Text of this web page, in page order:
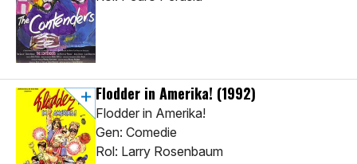
Flodder in Amerika! (1992)
Flodder in Amerika!
Gen: Comedie
Rol: Larry Rosenbaum